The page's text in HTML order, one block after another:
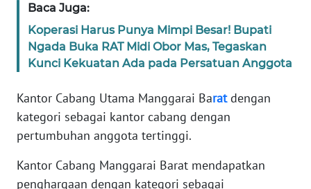
Baca Juga:
Koperasi Harus Punya Mimpi Besar! Bupati
Ngada Buka RAT Midi Obor Mas, Tegaskan
Kunci Kekuatan Ada pada Persatuan Anggota
Kantor Cabang Utama Manggarai Baratdengan
kategori sebagai kantor cabang dengan
pertumbuhan anggota tertinggi.
Kantor Cabang Manggarai Barat mendapatkan
penghargaan dengan kategori sebagai
DISCLAIMER
Wahana
Regional
WN
SUMUT
WN